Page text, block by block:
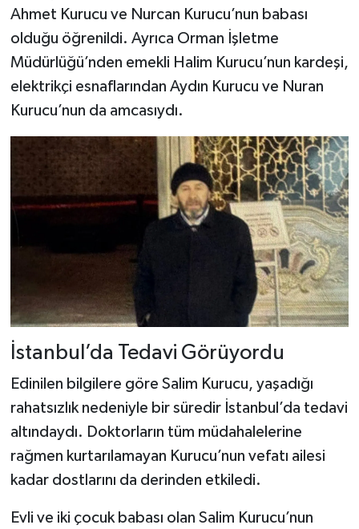
Ahmet Kurucu ve Nurcan Kurucu’nun babası
olduğu öğrenildi. Ayrıca Orman İşletme
Müdürlüğü’nden emekli Halim Kurucu’nun kardeşi,
elektrikçi esnaflarından Aydın Kurucu ve Nuran
Kurucu’nun da amcasıydı.
İstanbul’da Tedavi Görüyordu
Edinilen bilgilere göre Salim Kurucu, yaşadığı
rahatsızlık nedeniyle bir süredir İstanbul’da tedavi
altındaydı. Doktorların tüm müdahalelerine
rağmen kurtarılamayan Kurucu’nun vefatı ailesi
kadar dostlarını da derinden etkiledi.
Evli ve iki çocuk babası olan Salim Kurucu’nun
Ulusal Haberler
Teknoloji Haberleri
Siyaset Haberleri
Dünya Haberleri
Yerel Haberler